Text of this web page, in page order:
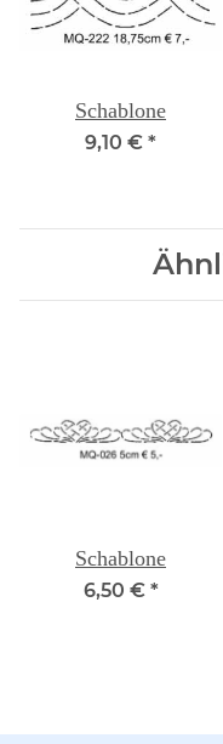
Schablone
9,10 € *
Schablone
6,50 € *